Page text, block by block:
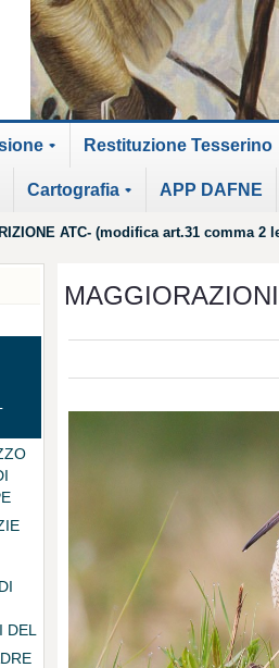
Restituzione Tesserino
Cartografia APP DAFNE
ATC- (modifica art.31 comma 2